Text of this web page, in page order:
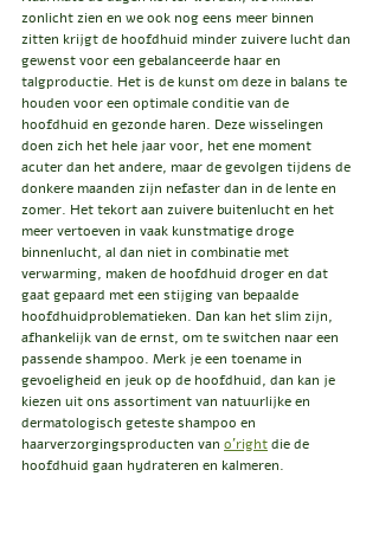
zonlicht zien en we ook nog eens meer binnen
zitten krijgt de hoofdhuid minder zuivere lucht dan
gewenst voor een gebalanceerde haar en
talgproductie. Het is de kunst om deze in balans te
houden voor een optimale conditie van de
hoofdhuid en gezonde haren. Deze wisselingen
doen zich het hele jaar voor, het ene moment
acuter dan het andere, maar de gevolgen tijdens de
donkere maanden zijn nefaster dan in de lente en
zomer. Het tekort aan zuivere buitenlucht en het
meer vertoeven in vaak kunstmatige droge
binnenlucht, al dan niet in combinatie met
verwarming, maken de hoofdhuid droger en dat
gaat gepaard met een stijging van bepaalde
hoofdhuidproblematieken. Dan kan het slim zijn,
afhankelijk van de ernst, om te switchen naar een
passende shampoo. Merk je een toename in
gevoeligheid en jeuk op de hoofdhuid, dan kan je
kiezen uit ons assortiment van natuurlijke en
dermatologisch geteste shampoo en
haarverzorgingsproducten van o'right die de
hoofdhuid gaan hydrateren en kalmeren.